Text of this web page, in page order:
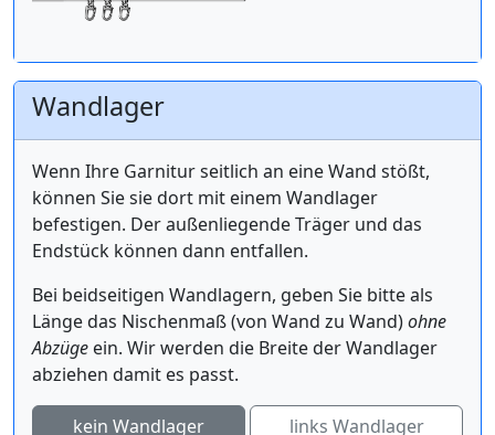
Wandlager
Wenn Ihre Garnitur seitlich an eine Wand stößt,
können Sie sie dort mit einem Wandlager
befestigen. Der außenliegende Träger und das
Endstück können dann entfallen.
Bei beidseitigen Wandlagern, geben Sie bitte als
Länge das Nischenmaß (von Wand zu Wand)ohne
Abzüge ein. Wir werden die Breite der Wandlager
abziehen damit es passt.
kein Wandlager links Wandlager